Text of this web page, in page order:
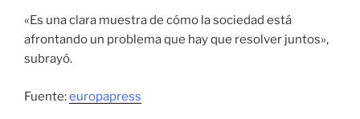
«Es una clara muestra de cómo la sociedad está
afrontando un problema que hay que resolver juntos»,
subrayó.
Fuente:europapress